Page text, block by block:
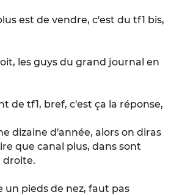
est de vendre, c'est du tf1 bis,
les guys du grand journal en
de tf1, bref, c'est ça la réponse,
dizaine d'année, alors on diras
que canal plus, dans sont
droite.
un pieds de nez, faut pas